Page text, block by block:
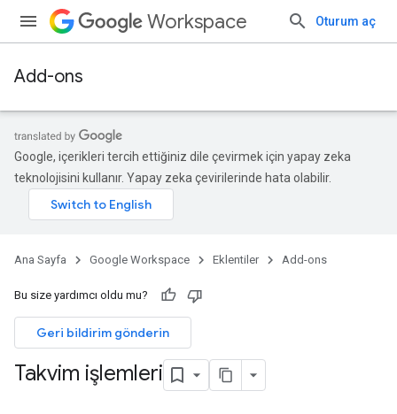
Workspace Oturum aç
Add-ons
Google, içerikleri tercih ettiğiniz dile çevirmek için yapay zeka
teknolojisini kullanır. Yapay zeka çevirilerinde hata olabilir.
Ana Sayfa Google Workspace Eklentiler Add-ons
Bu size yardımcı oldu mu?
Geri bildirim gönderin
Takvim işlemleri